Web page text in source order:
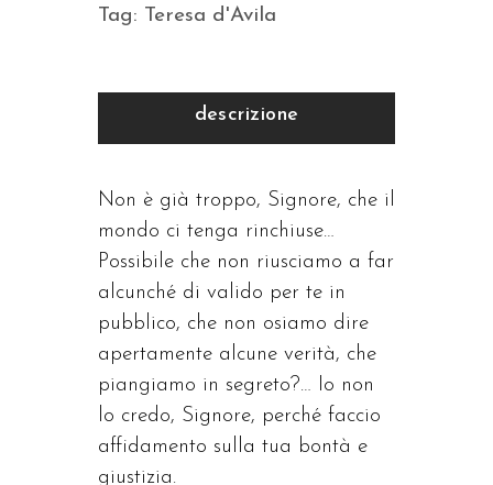
Tag: Teresa d'Avila
descrizione
Non è già troppo, Signore, che il
mondo ci tenga rinchiuse…
Possibile che non riusciamo a far
alcunché di valido per te in
pubblico, che non osiamo dire
apertamente alcune verità, che
piangiamo in segreto?… Io non
lo credo, Signore, perché faccio
affidamento sulla tua bontà e
giustizia.